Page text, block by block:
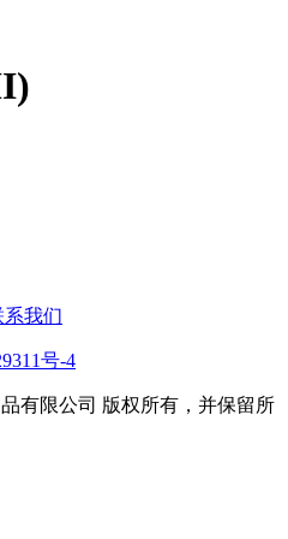
系我们
号-4
有限公司 版权所有，并保留所